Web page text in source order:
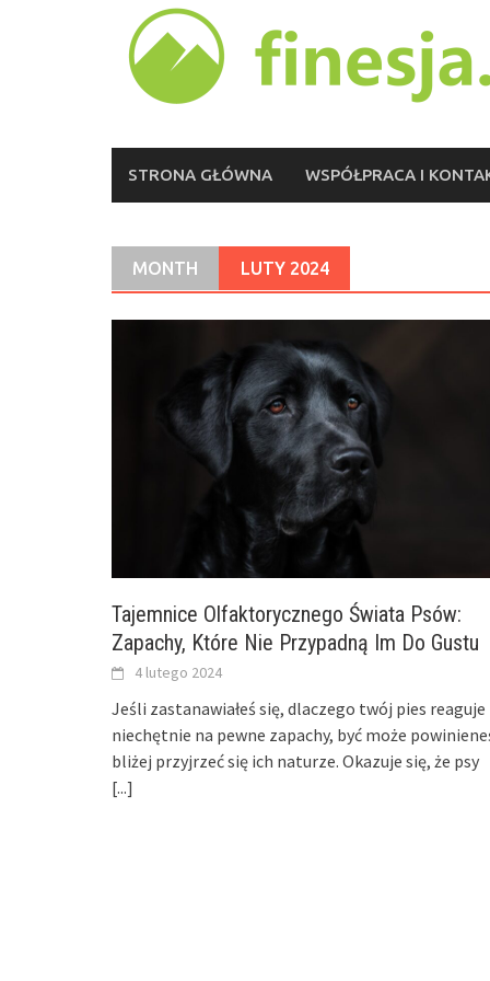
STRONA GŁÓWNA WSPÓŁPRACA I
MONTH LUTY 2024
Tajemnice Olfaktorycznego Świata Psów:
Zapachy, Które Nie Przypadną Im Do Gustu
4 lutego 2024
Jeśli zastanawiałeś się, dlaczego twój pies reaguje
niechętnie na pewne zapachy, być może
bliżej przyjrzeć się ich naturze. Okazuje się, że psy
[...]